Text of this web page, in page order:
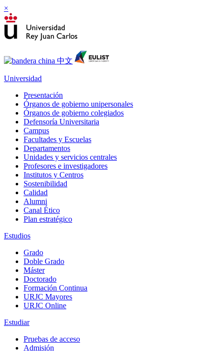
×
Universidad
Presentación
Órganos de gobierno unipersonales
Órganos de gobierno colegiados
Defensoría Universitaria
Campus
Facultades y Escuelas
Departamentos
Unidades y servicios centrales
Profesores e investigadores
Institutos y Centros
Sostenibilidad
Calidad
Alumni
Canal Ético
Plan estratégico
Estudios
Grado
Doble Grado
Máster
Doctorado
Formación Continua
URJC Mayores
URJC Online
Estudiar
Pruebas de acceso
Admisión